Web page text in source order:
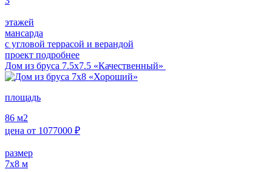
этажей
мансарда
с угловой террасой и верандой
проект подробнее
Дом из бруса 7.5х7.5 «Качественный»
площадь
86 м2
цена от 1077000 ₽
размер
7х8 м